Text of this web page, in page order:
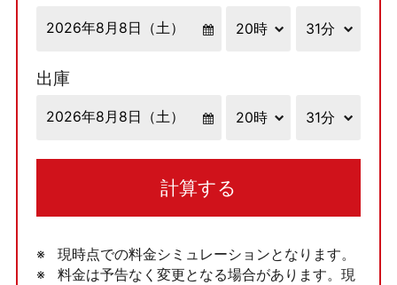
出庫
計算する
現時点での料金シミュレーションとなります。
料金は予告なく変更となる場合があります。現